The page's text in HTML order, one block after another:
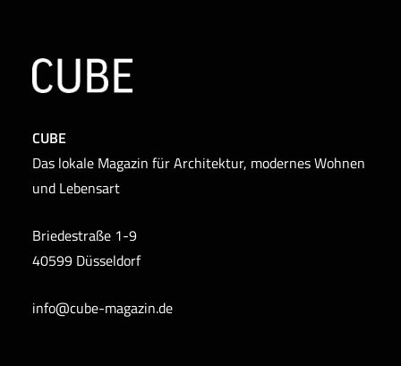
CUBE
Das lokale Magazin für Architektur, modernes Wohnen
und Lebensart
Briedestraße 1-9
40599 Düsseldorf
info@cube-magazin.de